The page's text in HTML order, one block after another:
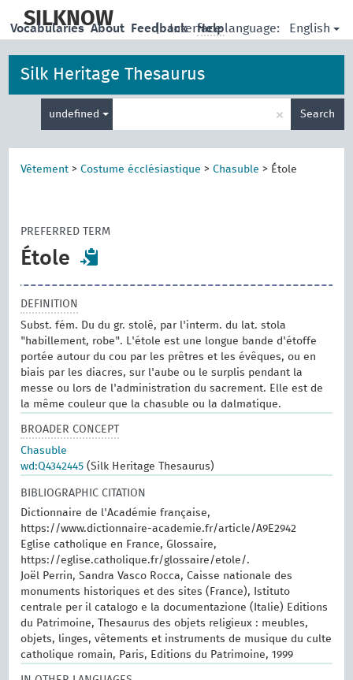
main
SILKNOW | Interface language: English
Vocabularies About Feedback Help
Silk Heritage Thesaurus
undefined × Search
Vêtement >Costume écclésiastique >Chasuble > Étole
PREFERRED TERM
Étole
DEFINITION
Subst. fém. Du du gr. stolê, par l'interm. du lat. stola
"habillement, robe". L'étole est une longue bande d'étoffe
portée autour du cou par les prêtres et les évêques, ou en
biais par les diacres, sur l'aube ou le surplis pendant la
messe ou lors de l'administration du sacrement. Elle est de
la même couleur que la chasuble ou la dalmatique.
BROADER CONCEPT
Chasuble
wd:Q4342445 (Silk Heritage Thesaurus)
BIBLIOGRAPHIC CITATION
Dictionnaire de l'Académie française,
https://www.dictionnaire-academie.fr/article/A9E2942
Eglise catholique en France, Glossaire,
https://eglise.catholique.fr/glossaire/etole/.
Joël Perrin, Sandra Vasco Rocca, Caisse nationale des
monuments historiques et des sites (France), Istituto
centrale per il catalogo e la documentazione (Italie) Editions
du Patrimoine, Thesaurus des objets religieux : meubles,
objets, linges, vêtements et instruments de musique du culte
catholique romain, Paris, Editions du Patrimoine, 1999